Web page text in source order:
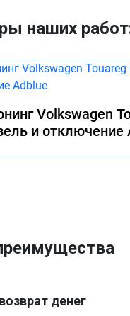
наших
Volkswagen
и отключение
денег